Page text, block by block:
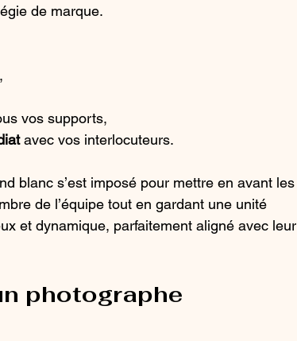
de marque.
vos supports,
avec vos interlocuteurs.
blanc s’est imposé pour mettre en avant les
de l’équipe tout en gardant une unité
et dynamique, parfaitement aligné avec leur
photographe